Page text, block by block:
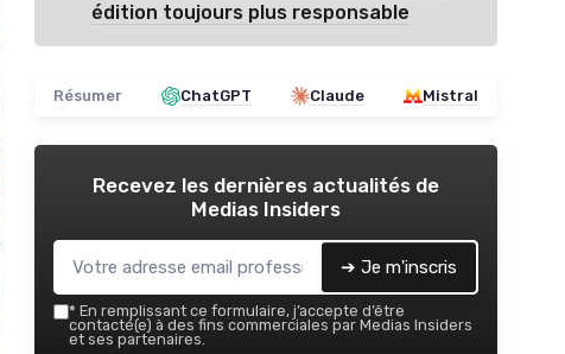
édition toujours plus responsable
Résumer ChatGPT Claude Mistral
Recevez les dernières actualités de
Medias Insiders
➔ Je m'inscris
* En remplissant ce formulaire, j’accepte d’être
contacté(e) à des fins commerciales par Medias Insiders
et ses partenaires.